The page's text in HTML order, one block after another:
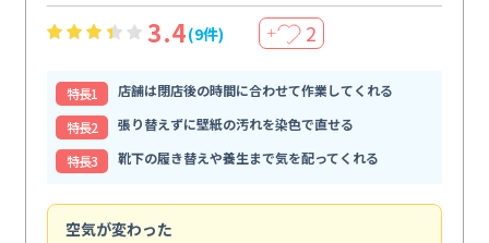
3.4(9件) ＋ 2
特⻑1
店舗は閉店後の時間に合わせて作業してくれる
特⻑2
張り替えずに壁紙の汚れを染色で直せる
特⻑3
靴下の履き替えや養生まで気を配ってくれる
空気が変わった